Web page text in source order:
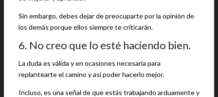
Sin embargo, debes dejar de preocuparte por la opinión de
los demás porque ellos siempre te criticarán.
6. No creo que lo esté haciendo bien.
La duda es válida y en ocasiones necesaria para
replantearte el camino y así poder hacerlo mejor.
Incluso, es una señal de que estás trabajando arduamente y